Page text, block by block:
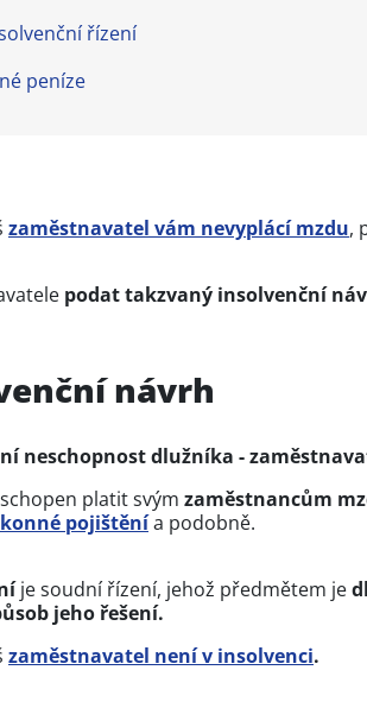
řízení
peníze
zaměstnavatel vám nevyplácí mzdu,
podat takzvaný insolvenční
návrh
neschopnost dlužníka -
platit svým zaměstnancům
pojištěnía podobně.
je soudní řízení, jehož předmětem je
jeho řešení.
zaměstnavatel není v insolvenci.